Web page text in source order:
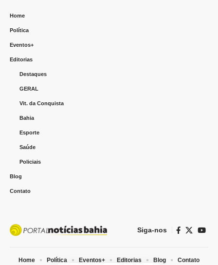
Home
Política
Eventos+
Editorias
Destaques
GERAL
Vit. da Conquista
Bahia
Esporte
Saúde
Policiais
Blog
Contato
Siga-nos
Home Política Eventos+ Editorias Blog Contato